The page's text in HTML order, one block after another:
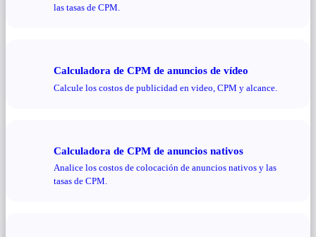
las tasas de CPM.
Calculadora de CPM de anuncios de vídeo
Calcule los costos de publicidad en video, CPM y alcance.
Calculadora de CPM de anuncios nativos
Analice los costos de colocación de anuncios nativos y las
tasas de CPM.